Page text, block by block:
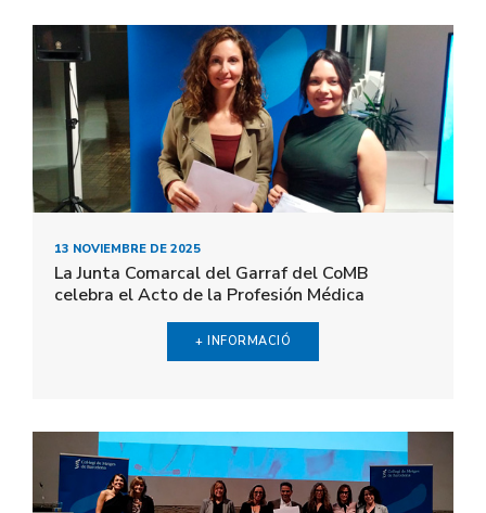
13 NOVIEMBRE DE 2025
La Junta Comarcal del Garraf del CoMB
celebra el Acto de la Profesión Médica
+ INFORMACIÓ